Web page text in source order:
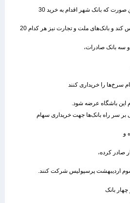
که بانک شهر اقدام به خرید 30
و بانک‌های ملت و تجارت نیز هر کدام 20
سر راه بانک‌ها جهت خریداری سهام
کرده،
بانک